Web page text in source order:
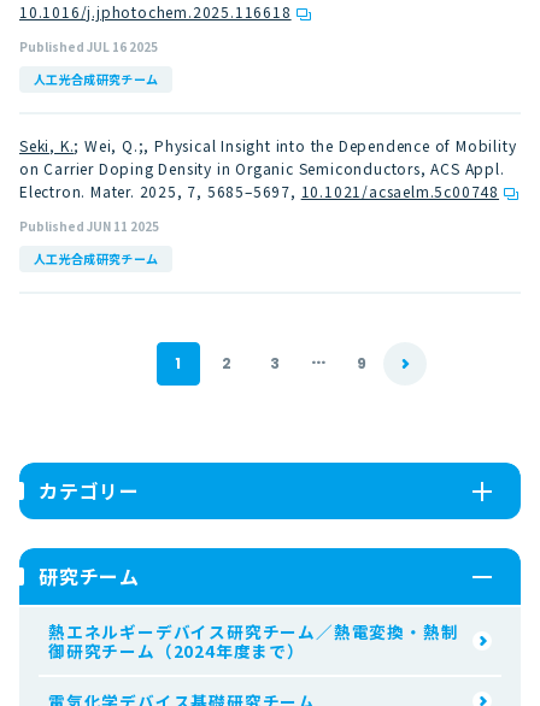
10.1016/j.jphotochem.2025.116618
Published JUL 16 2025
人工光合成研究チーム
Seki, K.; Wei, Q.;, Physical Insight into the Dependence of Mobility
on Carrier Doping Density in Organic Semiconductors, ACS Appl.
Electron. Mater. 2025, 7, 5685–5697, 10.1021/acsaelm.5c00748
Published JUN 11 2025
人工光合成研究チーム
1 2 3 ... 9
カテゴリー
研究チーム
熱エネルギーデバイス研究チーム／熱電変換・熱制
御研究チーム（2024年度まで）
電気化学デバイス基礎研究チーム